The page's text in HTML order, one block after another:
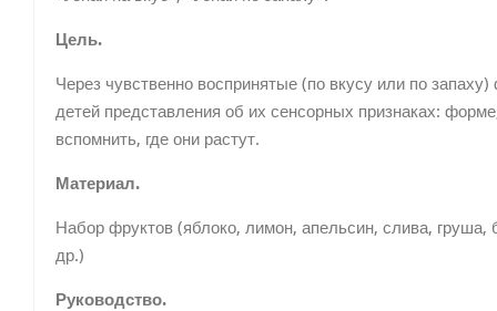
Цель.
Через чувственно воспринятые (по вкусу или по
детей представления об их сенсорных признаках:
вспомнить, где они растут.
Материал.
Набор фруктов (яблоко, лимон, апельсин, слива,
др.)
Руководство.